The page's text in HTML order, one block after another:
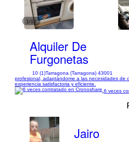
1/12
Alquiler De
Furgonetas
10 (1)Tarragona (Tarragona) 43001
profesional, adaptándome a las necesidades de
experiencia satisfactoria y eficiente.
6 veces
Jairo